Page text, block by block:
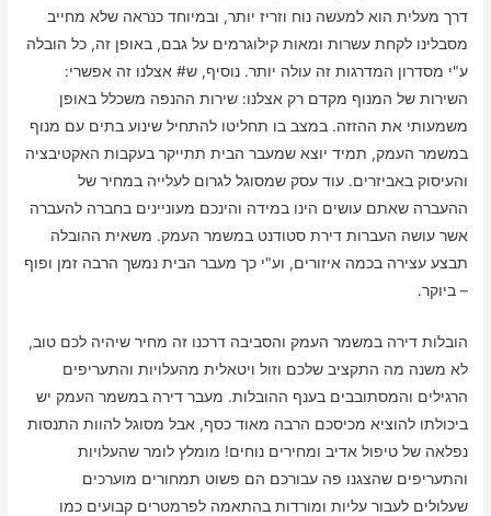
דרך מעלית הוא למעשה נוח וזריז יותר, ובמיוחד כנראה שלא מחייב
מסבלינו לקחת עשרות ומאות קילוגרמים על גבם, באופן זה, כל הובלה
ע"י מסדרון המדרגות זה עולה יותר. נוסיף, ש# אצלנו זה אפשרי:
השירות של המנוף מקדם רק אצלנו: שירות ההנפה משכלל באופן
משמעותי את ההזזה. במצב בו תחליטו להתחיל שינוע בתים עם מנוף
במשמר העמק, תמיד יוצא שמעבר הבית תתייקר בעקבות האקטיבציה
והעיסוק באביזרים. עוד עסק שמסוגל לגרום לעלייה במחיר של
ההעברה שאתם עושים הינו במידה והינכם מעוניינים בחברה להעברה
אשר עושה העברות דירת סטודנט במשמר העמק. משאית ההובלה
תבצע עצירה בכמה איזורים, וע"י כך מעבר הבית נמשך הרבה זמן ופוף
– ביוקר.
הובלות דירה במשמר העמק והסביבה דרכנו זה מחיר שיהיה לכם טוב,
לא משנה מה התקציב שלכם וזול ויטאלית מהעלויות והתעריפים
הרגילים והמסתובבים בענף ההובלות. מעבר דירה במשמר העמק יש
ביכולתו להוציא מכיסכם הרבה מאוד כסף, אבל מסוגל להוות התנסות
נפלאה של טיפול אדיב ומחירים נוחים! מומלץ לומר שהעלויות
והתעריפים שהצגנו פה עבורכם הם פשוט תמחורים מוערכים
שעלולים לעבור עליות ומורדות בהתאמה לפרמטרים קבועים כמו